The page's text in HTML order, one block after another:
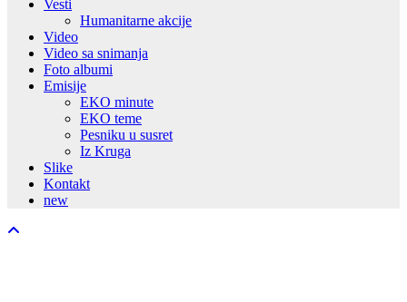
Vesti
Humanitarne akcije
Video
Video sa snimanja
Foto albumi
Emisije
EKO minute
EKO teme
Pesniku u susret
Iz Kruga
Slike
Kontakt
new